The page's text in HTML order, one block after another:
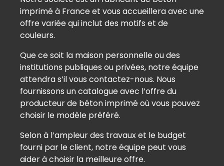
Béton imprimé Amenucourt (95510)
Béton imprimé Andilly (95580)
Béton imprimé Argenteuil (95100)
Béton imprimé Arronville (95810)
Béton imprimé Arthies (95420)
Béton imprimé Asnières-sur-Oise
(95270)
Béton imprimé Attainville (95570)
Béton imprimé Auvers-sur-Oise
(95430)
Béton imprimé Avernes (95450)
imprimé à France et vous accueillera avec une
offre variée qui inclut des motifs et de
couleurs.
Que ce soit la maison personnelle ou des
institutions publiques ou privées, notre équipe
attendra s’il vous contactez-nous. Nous
fournissons un catalogue avec l’offre du
producteur de béton imprimé où vous pouvez
choisir le modèle préféré.
Selon à l’ampleur des travaux et le budget
fourni par le client, notre équipe peut vous
aider à choisir la meilleure offre.